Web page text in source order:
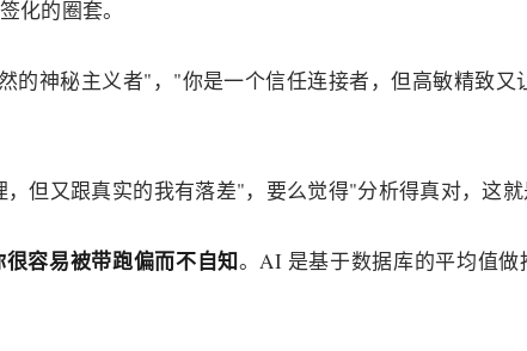
化的圈套。
神秘主义者"，"你是一个信任连接者，但高敏精致又
但又跟真实的我有落差"，要么觉得"分析得真对，这就
容易被带跑偏而不自知。AI 是基于数据库的平均值